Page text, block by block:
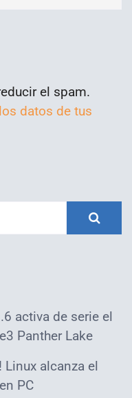
el spam.
datos de tus
activa de serie el
Panther Lake
Linux alcanza el
PC